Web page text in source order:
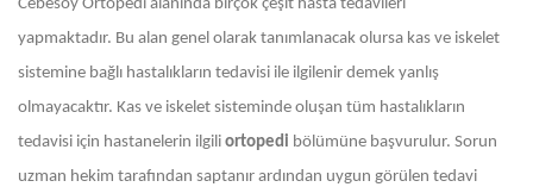
Cebesoy Ortopedi alanında birçok çeşit hasta tedavileri
yapmaktadır. Bu alan genel olarak tanımlanacak olursa kas ve iskelet
sistemine bağlı hastalıkların tedavisi ile ilgilenir demek yanlış
olmayacaktır. Kas ve iskelet sisteminde oluşan tüm hastalıkların
tedavisi için hastanelerin ilgili ortopedi bölümüne başvurulur. Sorun
uzman hekim tarafından saptanır ardından uygun görülen tedavi